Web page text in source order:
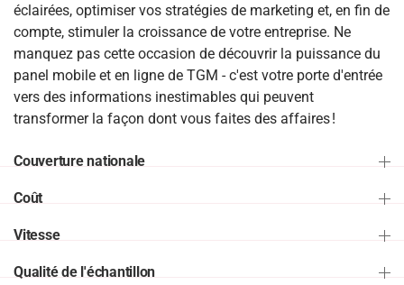
éclairées, optimiser vos stratégies de marketing et, en fin de
compte, stimuler la croissance de votre entreprise. Ne
manquez pas cette occasion de découvrir la puissance du
panel mobile et en ligne de TGM - c'est votre porte d'entrée
vers des informations inestimables qui peuvent
transformer la façon dont vous faites des affaires !
Couverture nationale
Coût
Vitesse
Qualité de l'échantillon